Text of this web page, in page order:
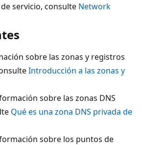
servicio, consulte Network
sobre las zonas y registros
Introducción a las zonas y
sobre las zonas DNS
Qué es una zona DNS privada de
sobre los puntos de